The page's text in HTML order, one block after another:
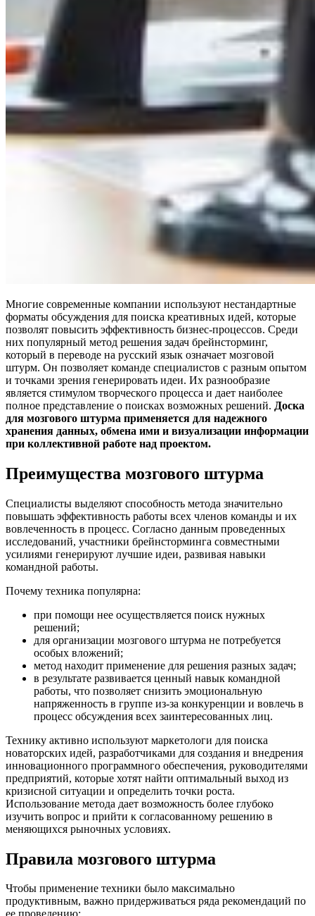
Многие современные компании используют нестандартные
форматы обсуждения для поиска креативных идей, которые
позволят повысить эффективность бизнес-процессов. Среди
них популярный метод решения задач брейнсторминг,
который в переводе на русский язык означает мозговой
штурм. Он позволяет команде специалистов с разным опытом
и точками зрения генерировать идеи. Их разнообразие
является стимулом творческого процесса и дает наиболее
полное представление о поисках возможных решений. Доска
для мозгового штурма применяется для надежного
хранения данных, обмена ими и визуализации информации
при коллективной работе над проектом.
Преимущества мозгового штурма
Специалисты выделяют способность метода значительно
повышать эффективность работы всех членов команды и их
вовлеченность в процесс. Согласно данным проведенных
исследований, участники брейнсторминга совместными
усилиями генерируют лучшие идеи, развивая навыки
командной работы.
Почему техника популярна:
при помощи нее осуществляется поиск нужных
решений;
для организации мозгового штурма не потребуется
особых вложений;
метод находит применение для решения разных задач;
в результате развивается ценный навык командной
работы, что позволяет снизить эмоциональную
напряженность в группе из-за конкуренции и вовлечь в
процесс обсуждения всех заинтересованных лиц.
Технику активно используют маркетологи для поиска
новаторских идей, разработчиками для создания и внедрения
инновационного программного обеспечения, руководителями
предприятий, которые хотят найти оптимальный выход из
кризисной ситуации и определить точки роста.
Использование метода дает возможность более глубоко
изучить вопрос и прийти к согласованному решению в
меняющихся рыночных условиях.
Правила мозгового штурма
Чтобы применение техники было максимально
продуктивным, важно придерживаться ряда рекомендаций по